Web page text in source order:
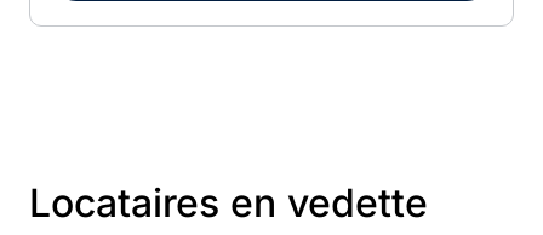
Locataires en vedette